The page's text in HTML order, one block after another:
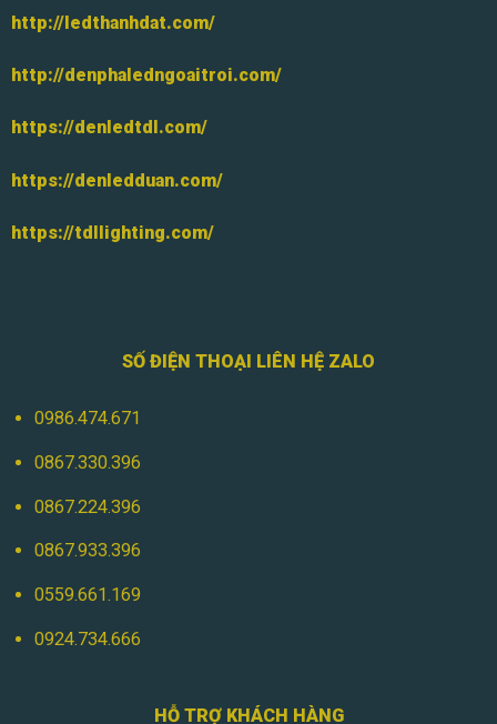
http://ledthanhdat.com/
http://denphaledngoaitroi.com/
https://denledtdl.com/
https://denledduan.com/
https://tdllighting.com/
SỐ ĐIỆN THOẠI LIÊN HỆ ZALO
0986.474.671
0867.330.396
0867.224.396
0867.933.396
0559.661.169
0924.734.666
HỖ TRỢ KHÁCH HÀNG